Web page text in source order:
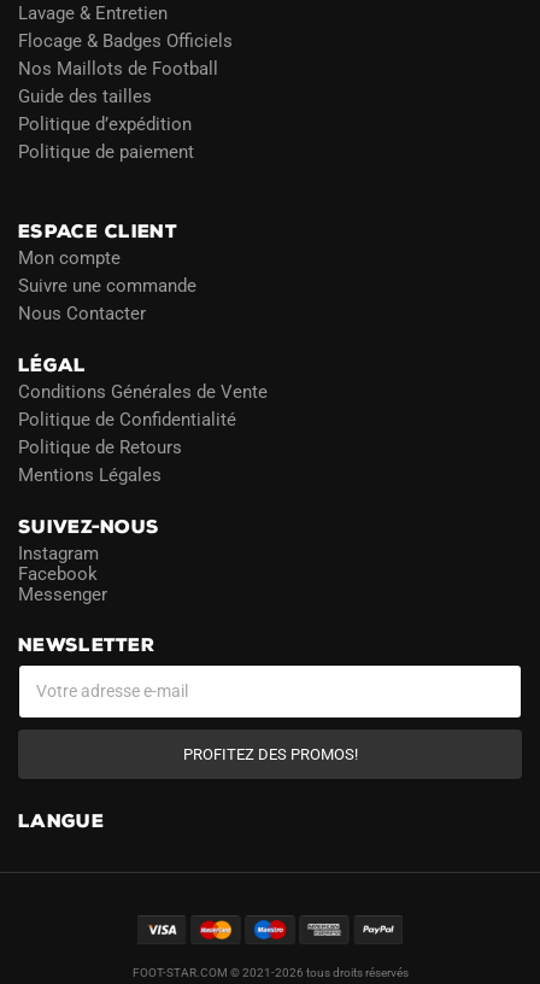
Lavage & Entretien
Flocage & Badges Officiels
Nos Maillots de Football
Guide des tailles
Politique d’expédition
Politique de paiement
ESPACE CLIENT
Mon compte
Suivre une commande
Nous Contacter
LÉGAL
Conditions Générales de Vente
Politique de Confidentialité
Politique de Retours
Mentions Légales
SUIVEZ-NOUS
Instagram
Facebook
Messenger
NEWSLETTER
PROFITEZ DES PROMOS!
LANGUE
FOOT-STAR.COM © 2021-2026 tous droits réservés